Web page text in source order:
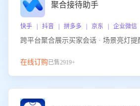
聚合接待助手
快手 | 抖音 | 拼多多 | 京东 | 企业微信
跨平台聚合展示买家会话 · 场景亮灯提
在线订购已售2919+